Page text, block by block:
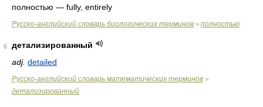
полностью — fully, entirely
Русско-английский словарь биологических терминов > полностью
6
детализированный
adj. detailed
Русско-английский словарь математических терминов >
детализированный